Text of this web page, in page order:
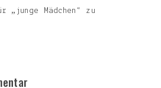
„junge Mädchen“ zu